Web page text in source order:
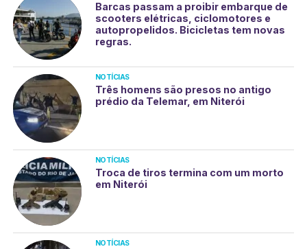
Barcas passam a proibir embarque de
scooters elétricas, ciclomotores e
autopropelidos. Bicicletas tem novas
regras.
NOTÍCIAS
Três homens são presos no antigo
prédio da Telemar, em Niterói
NOTÍCIAS
Troca de tiros termina com um morto
em Niterói
NOTÍCIAS